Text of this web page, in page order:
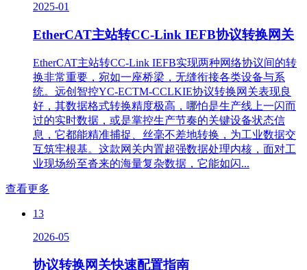
2025-01
EtherCAT主站转CC-Link IEFB协议转换网关
EtherCAT主站转CC-Link IEFB实现两种网络协议间的转
换非常重要，宛如一座桥梁，无缝衔接各类设备与系
统。远创智控YC-ECTM-CCLKIE协议转换网关表现良
好，其数据格式转换精度极高，哪怕是生产线上一闪而
过的实时数据，或是掌控生产节奏的关键设备状态信
息，它都能精准捕捉、丝毫不差地转换，为工业数据交
互筑牢根基。这款网关内置超强数据处理内核，面对工
业现场纷至沓来的海量复杂数据，它能如闪...
查看更多
13
2026-05
协议转换网关快速配置指南